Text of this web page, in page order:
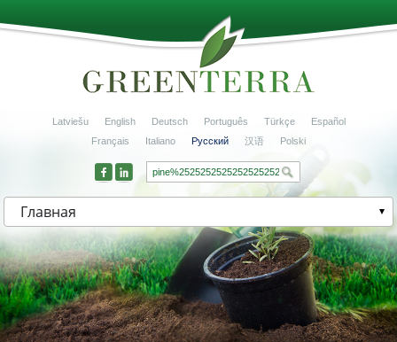
Latviešu English Deutsch Português Türkçe
Español
Français
Italiano Русский 汉语 Polski
Главная